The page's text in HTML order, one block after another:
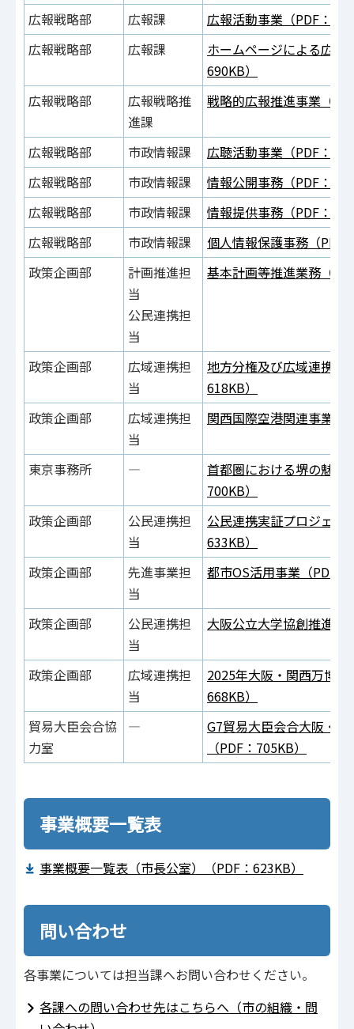
広報戦略部
広報課
広報活動事業（PDF：
広報戦略部
広報課
ホームページによる広報
690KB）
広報戦略部
広報戦略推
進課
戦略的広報推進事業（
広報戦略部 市政情報課
広聴活動事業（PDF：
広報戦略部
市政情報課
情報公開事務（PDF：
広報戦略部
市政情報課
情報提供事務（PDF：
広報戦略部
市政情報課
個人情報保護事務（PDF
政策企画部
計画推進担
当
公民連携担
当
基本計画等推進業務（
政策企画部
広域連携担
当
地方分権及び広域連携推
618KB）
政策企画部
広域連携担
当
関西国際空港関連事業（
東京事務所 ―
首都圏における堺の魅力
700KB）
政策企画部
公民連携担
当
公民連携実証プロジェク
633KB）
政策企画部
先進事業担
当
都市OS活用事業（PDF
政策企画部
公民連携担
当
大阪公立大学協創推進事
政策企画部
広域連携担
当
2025年大阪・関西万博連
668KB）
貿易大臣会合協
力室
―
G7貿易大臣会合大阪・
（PDF：705KB）
事業概要一覧表
事業概要一覧表（市長公室）（PDF：623KB）
問い合わせ
各事業については担当課へお問い合わせください。
各課への問い合わせ先はこちらへ（市の組織・問